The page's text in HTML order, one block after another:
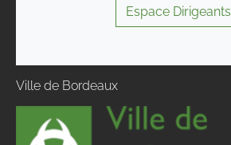
Espace Dirigeants
Ville de Bordeaux